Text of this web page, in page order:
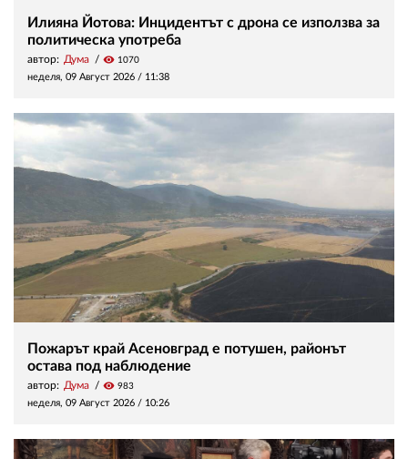
Илияна Йотова: Инцидентът с дрона се използва за
политическа употреба
автор: Дума visibility 1070
неделя, 09 Август 2026 / 11:38
Пожарът край Асеновград е потушен, районът
остава под наблюдение
автор: Дума visibility 983
неделя, 09 Август 2026 / 10:26